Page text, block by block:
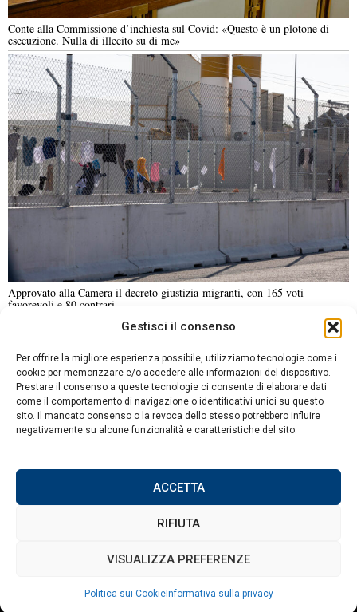
Gestisci il consenso
Per offrire la migliore esperienza possibile, utilizziamo tecnologie come i
cookie per memorizzare e/o accedere alle informazioni del dispositivo.
Prestare il consenso a queste tecnologie ci consente di elaborare dati
come il comportamento di navigazione o identificativi unici su questo
sito. Il mancato consenso o la revoca dello stesso potrebbero influire
negativamente su alcune funzionalità e caratteristiche del sito.
ACCETTA
RIFIUTA
VISUALIZZA PREFERENZE
Politica sui CookieInformativa sulla privacy
Conte alla Commissione d’inchiesta sul Covid: «Questo è un plotone di
esecuzione. Nulla di illecito su di me»
Approvato alla Camera il decreto giustizia-migranti, con 165 voti
favorevoli e 80 contrari
ANALISI E OPINIONI
SPORT CULTURA VIAGGI
Contatti
Informativa sulla privacy